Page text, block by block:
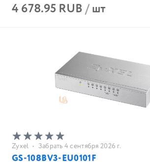
4 678.95 RUB/шт
Zyxel • Забрать 4 сентября 2026 г.
GS-108BV3-EU0101F